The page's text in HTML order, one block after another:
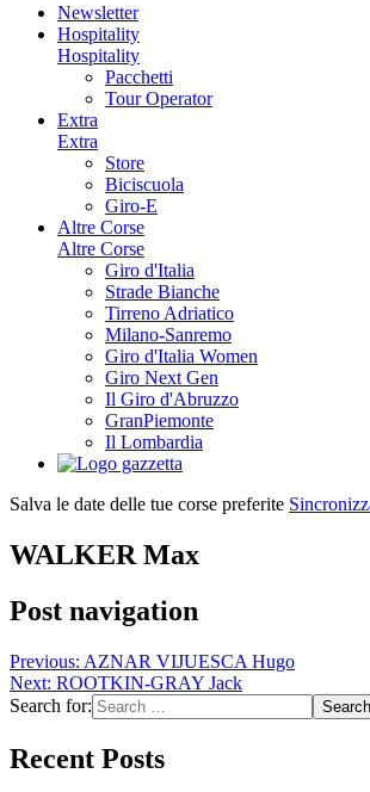
Newsletter
Hospitality
Hospitality
Pacchetti
Tour Operator
Extra
Extra
Store
Biciscuola
Giro-E
Altre Corse
Altre Corse
Giro d'Italia
Strade Bianche
Tirreno Adriatico
Milano-Sanremo
Giro d'Italia Women
Giro Next Gen
Il Giro d'Abruzzo
GranPiemonte
Il Lombardia
Salva le date delle tue corse preferite
WALKER Max
Post navigation
Previous: AZNAR VIJUESCA Hugo
Next: ROOTKIN-GRAY Jack
Search for:
Recent Posts